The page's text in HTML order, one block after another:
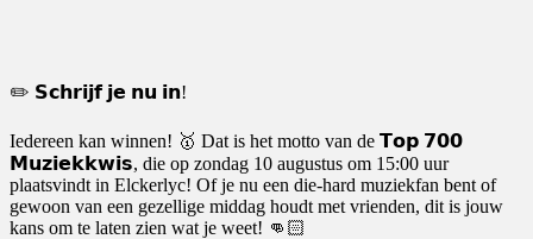
✏️ 𝗦𝗰𝗵𝗿𝗶𝗷𝗳 𝗷𝗲 𝗻𝘂 𝗶𝗻!
Iedereen kan winnen! 🥇 Dat is het motto van de 𝗧𝗼𝗽 𝟳𝟬𝟬
𝗠𝘂𝘇𝗶𝗲𝗸𝗸𝘄𝗶𝘀, die op zondag 10 augustus om 15:00 uur
plaatsvindt in Elckerlyc! Of je nu een die-hard muziekfan bent of
gewoon van een gezellige middag houdt met vrienden, dit is jouw
kans om te laten zien wat je weet! 👊🏻